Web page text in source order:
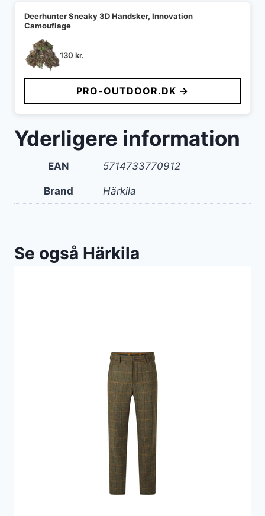
Deerhunter Sneaky 3D Handsker, Innovation
Camouflage
130 kr.
PRO-OUTDOOR.DK →
Yderligere information
EAN 5714733770912
Brand Härkila
Se også Härkila